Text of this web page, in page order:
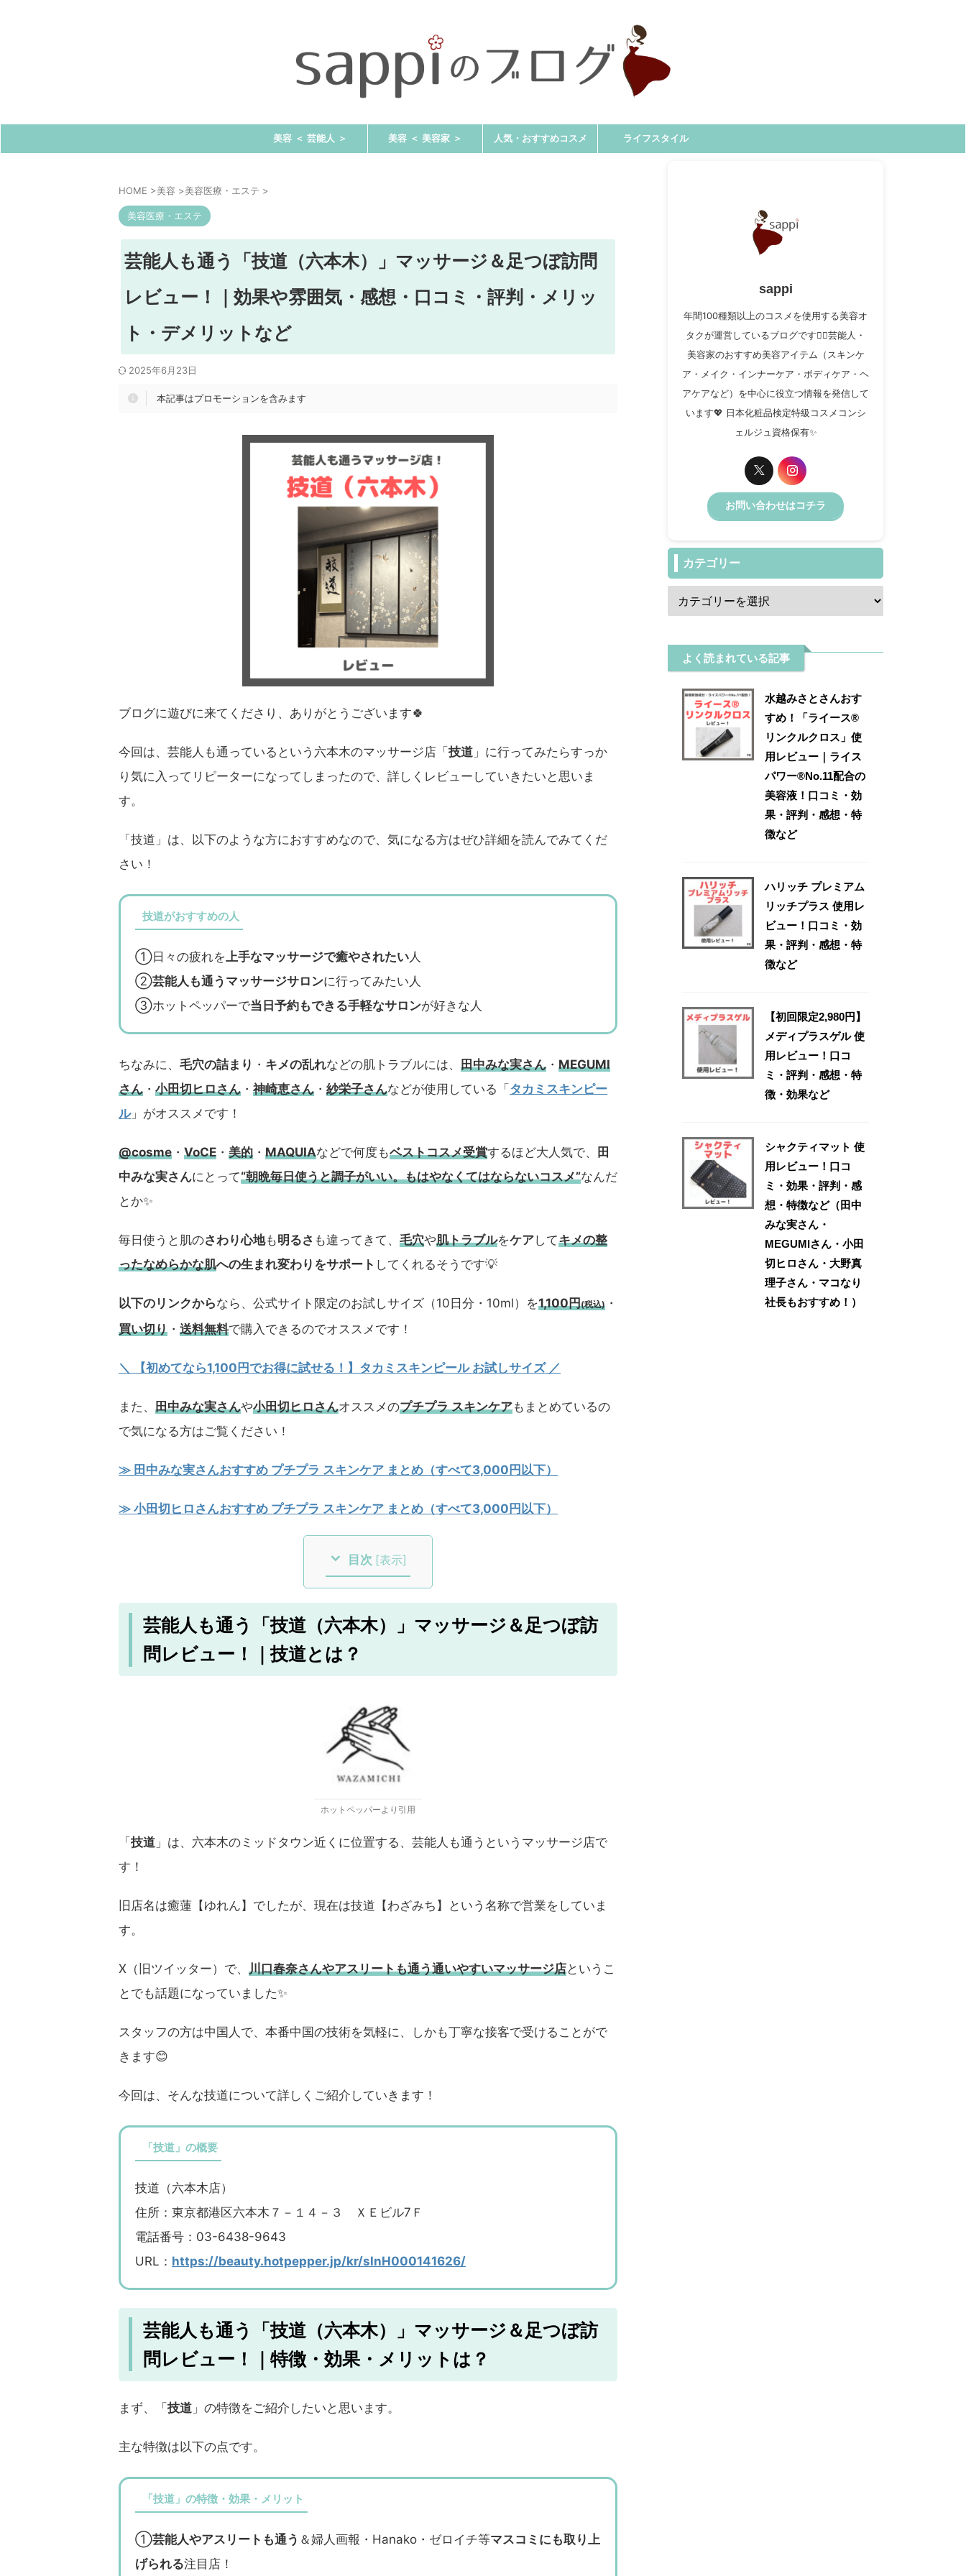
美容 ＜ 芸能人 ＞ 美容 ＜ 美容家 ＞ 人気・おすすめコスメ ライフスタイル
HOME >美容 >美容医療・エステ >
美容医療・エステ
芸能人も通う「技道（六本木）」マッサージ＆足つぼ訪問
レビュー！｜効果や雰囲気・感想・口コミ・評判・メリッ
ト・デメリットなど
2025年6月23日
本記事はプロモーションを含みます
ブログに遊びに来てくださり、ありがとうございます🍀
今回は、芸能人も通っているという六本木のマッサージ店「 技道 」に行ってみたらすっか
り気に入ってリピーターになってしまったので、詳しくレビューしていきたいと思いま
す。
「技道」は、以下のような方におすすめなので、気になる方はぜひ詳細を読んでみてくだ
さい！
技道がおすすめの人
①日々の疲れを上手なマッサージで癒やされたい人
②芸能人も通うマッサージサロンに行ってみたい人
③ホットペッパーで当日予約もできる手軽なサロンが好きな人
ちなみに、 毛穴の詰まり ・ キメの乱れなどの肌トラブルには、 田中みな実さん ・ MEGUMI
さん ・ 小田切ヒロさん ・ 神崎恵さん ・ 紗栄子さんなどが使用している「 タカミスキンピー
ル」がオススメです！
@cosme ・ VoCE ・ 美的 ・ MAQUIAなどで何度もベストコスメ受賞するほど大人気で、
田
中みな実さんにとって“朝晩毎日使うと調子がいい。もはやなくてはならないコスメ”なんだ
とか✨
毎日使うと肌のさわり心地も明るさ も違ってきて、 毛穴や肌トラブルをケアしてキメの整
ったなめらかな肌への生まれ変わりをサポート してくれるそうです💡
以下のリンクからなら、公式サイト限定のお試しサイズ（10日分・10ml）を1,100円(税込) ・
買い切り ・ 送料無料で購入できるのでオススメです！
＼ 【初めてなら1,100円でお得に試せる！】タカミスキンピール お試しサイズ／
また、 田中みな実さんや小田切ヒロさんオススメのプチプラ スキンケアもまとめているの
で気になる方はご覧ください！
≫ 田中みな実さんおすすめ プチプラ スキンケア まとめ（すべて3,000円以下）
≫ 小田切ヒロさんおすすめ プチプラ スキンケア まとめ（すべて3,000円以下）
目次 [表示]
芸能人も通う「技道（六本木）」マッサージ＆足つぼ訪
問レビュー！｜技道とは？
ホットペッパーより引用
「技道 」は、六本木のミッドタウン近くに位置する、芸能人も通うというマッサージ店で
す！
旧店名は癒蓮【ゆれん】でしたが、現在は技道【わざみち】という名称で営業をしていま
す。
X（旧ツイッター）で、 川口春奈さんやアスリートも通う通いやすいマッサージ店というこ
とでも話題になっていました✨
スタッフの方は中国人で、本番中国の技術を気軽に、しかも丁寧な接客で受けることがで
きます😊
今回は、そんな技道について詳しくご紹介していきます！
「技道」の概要
技道（六本木店）
住所：東京都港区六本木７－１４－３ ＸＥビル7Ｆ
電話番号：03-6438-9643
URL： https://beauty.hotpepper.jp/kr/slnH000141626/
芸能人も通う「技道（六本木）」マッサージ＆足つぼ訪
問レビュー！｜特徴・効果・メリットは？
まず、「技道 」の特徴をご紹介したいと思います。
主な特徴は以下の点です。
「技道」の特徴・効果・メリット
①芸能人やアスリートも通う ＆婦人画報・Hanako・ゼロイチ等マスコミにも取り上
げられる注目店！
sappi
年間100種類以上のコスメを使用する美容オ
タクが運営しているブログです✍🏻芸能人・
美容家のおすすめ美容アイテム（スキンケ
ア・メイク・インナーケア・ボディケア・ヘ
アケアなど）を中心に役立つ情報を発信して
います💖 日本化粧品検定特級コスメコンシ
ェルジュ資格保有✨️
お問い合わせはコチラ
カテゴリー
よく読まれている記事
水越みさとさんおす
すめ！「ライース®
リンクルクロス」使
用レビュー｜ライス
パワー®No.11配合の
美容液！口コミ・効
果・評判・感想・特
徴など
ハリッチ プレミアム
リッチプラス 使用レ
ビュー！口コミ・効
果・評判・感想・特
徴など
【初回限定2,980円】
メディプラスゲル 使
用レビュー！口コ
ミ・評判・感想・特
徴・効果など
シャクティマット 使
用レビュー！口コ
ミ・効果・評判・感
想・特徴など（田中
みな実さん・
MEGUMIさん・小田
切ヒロさん・大野真
理子さん・マコなり
社長もおすすめ！）